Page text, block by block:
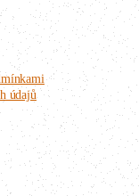
údajů